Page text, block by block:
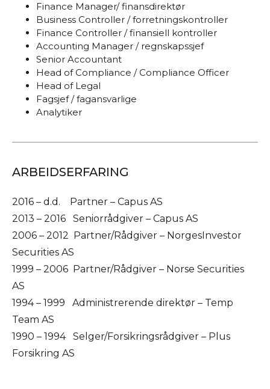
Finance Manager/ finansdirektør
Business Controller / forretningskontroller
Finance Controller / finansiell kontroller
Accounting Manager / regnskapssjef
Senior Accountant
Head of Compliance / Compliance Officer
Head of Legal
Fagsjef / fagansvarlige
Analytiker
ARBEIDSERFARING
2016 – d.d. Partner – Capus AS
2013 – 2016 Seniorrådgiver – Capus AS
2006 – 2012 Partner/Rådgiver – NorgesInvestor
Securities AS
1999 – 2006 Partner/Rådgiver – Norse Securities
AS
1994 – 1999 Administrerende direktør – Temp
Team AS
1990 – 1994 Selger/Forsikringsrådgiver – Plus
Forsikring AS